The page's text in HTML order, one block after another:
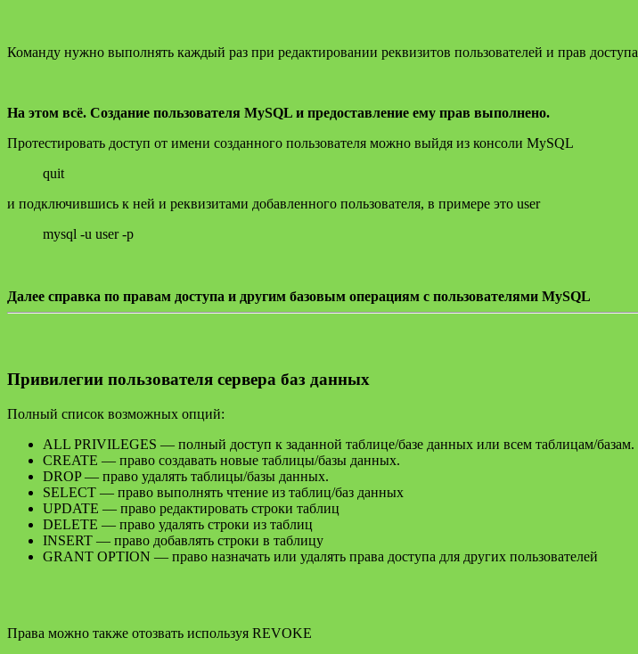
Команду нужно выполнять каждый раз при редактировании реквизитов пользователей и прав доступа
На этом всё. Создание пользователя MySQL и предоставление ему прав выполнено.
Протестировать доступ от имени созданного пользователя можно выйдя из консоли MySQL
quit
и подключившись к ней и реквизитами добавленного пользователя, в примере это user
mysql -u user -p
Далее справка по правам доступа и другим базовым операциям с пользователями MySQL
Привилегии пользователя сервера баз данных
Полный список возможных опций:
ALL PRIVILEGES — полный доступ к заданной таблице/базе данных или всем таблицам/базам.
CREATE — право создавать новые таблицы/базы данных.
DROP — право удалять таблицы/базы данных.
SELECT — право выполнять чтение из таблиц/баз данных
UPDATE — право редактировать строки таблиц
DELETE — право удалять строки из таблиц
INSERT — право добавлять строки в таблицу
GRANT OPTION — право назначать или удалять права доступа для других пользователей
Права можно также отозвать используя REVOKE